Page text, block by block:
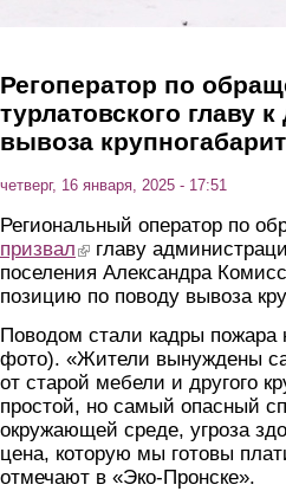
Регоператор по
турлатовского главу
вывоза
четверг, 16 января, 2025 - 17:51
Региональный оператор по
призвал (link is external)
главу
поселения Александра
позицию по поводу вывоза
Поводом стали кадры пожара
фото). «Жители вынуждены
от старой мебели и другого
простой, но самый опасный
окружающей среде, угроза
цена, которую мы готовы
отмечают в «Эко-Пронске».